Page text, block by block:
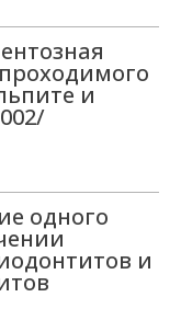
и
одного
и